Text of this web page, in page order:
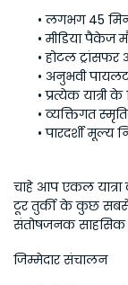
लगभग 45
मीडिया पैकेज
होटल
अनुभवी
प्रत्येक यात्री
व्यक्तिगत
पारदर्शी मूल्य
चाहे आप एकल
टूर तुर्की के कुछ
संतोषजनक साहसिक
जिम्मेदार संचालन